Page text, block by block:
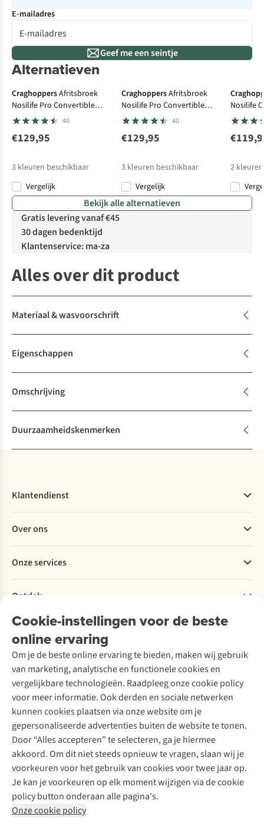
E-mailadres
Geef me een seintje
Alternatieven
De keuze van A.S.
CraghoppersAfritsbroek
Nosilife Pro Convertible
Trouser III
40
€129,95
3 kleuren beschikbaar
Vergelijk
CraghoppersAfritsbroek
Nosilife Pro Convertible
Trouser III
40
€129,95
3 kleuren beschikbaar
Vergelijk
Nosilife
Trouser
2
Bekijk alle alternatieven
Gratis levering vanaf €45
30 dagen bedenktijd
Klantenservice: ma-za
Alles over dit product
Materiaal & wasvoorschrift
Eigenschappen
Omschrijving
Duurzaamheidskenmerken
Cookie-instellingen voor de beste
online ervaring
Om je de beste online ervaring te bieden, maken wij gebruik
van marketing, analytische en functionele cookies en
vergelijkbare technologieën. Raadpleeg onze cookie policy
voor meer informatie. Ook derden en sociale netwerken
kunnen cookies plaatsen via onze website om je
gepersonaliseerde advertenties buiten de website te tonen.
Door “Alles accepteren” te selecteren, ga je hiermee
akkoord. Om dit niet steeds opnieuw te vragen, slaan wij je
voorkeuren voor het gebruik van cookies voor twee jaar op.
Je kan je voorkeuren op elk moment wijzigen via de cookie
policy button onderaan alle pagina's.
Onze cookie policy
Klantendienst
Bestellen
Betalen
Levering
Retourneren
Bestelling herroepen
Garantie
Contact
Over ons
Explore More
Verantwoord ondernemen
Over Ayacucho
Onze winkels
Over A.S.Adventure
Toegankelijkheidsverklaring
Onze services
Ski-onderhoud
Wasservice
Schoenonderhoud
Schoenherstelling
Kledingherstelling
Retouches
Voor bedrijven
Ontdek
A.S.Magazine
Podcast
Explore Academy
Explore Camp
Gear Check
Inspiratie & advies
Meld je aan voor de nieuwsbrief
Follow us
Disclaimer Privacy Policy
Algemene voorwaarden
Cookie Policy